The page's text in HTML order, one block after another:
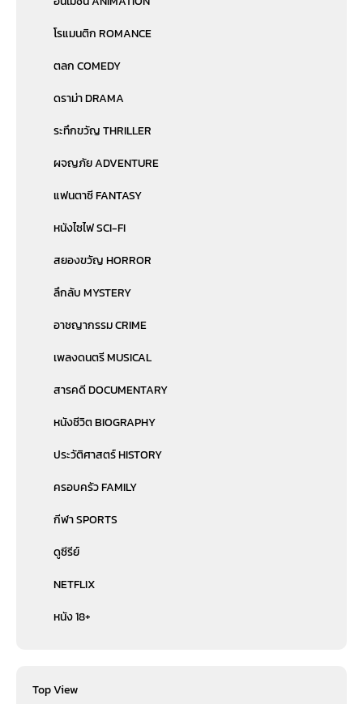
โรแมนติก ROMANCE
ตลก COMEDY
ดราม่า DRAMA
ระทึกขวัญ THRILLER
ผจญภัย ADVENTURE
แฟนตาซี FANTASY
หนังไซไฟ SCI-FI
สยองขวัญ HORROR
ลึกลับ MYSTERY
อาชญากรรม CRIME
เพลงดนตรี MUSICAL
สารคดี DOCUMENTARY
หนังชีวิต BIOGRAPHY
ประวัติศาสตร์ HISTORY
ครอบครัว FAMILY
กีฬา SPORTS
ดูซีรีย์
NETFLIX
หนัง 18+
Top View